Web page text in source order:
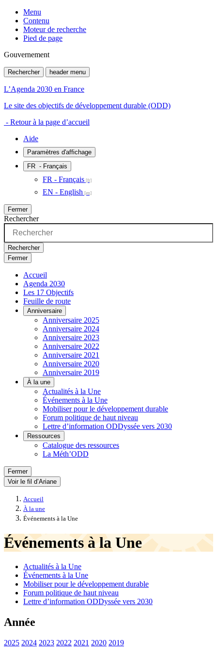
Menu
Contenu
Moteur de recherche
Pied de page
Gouvernement
Rechercher header menu
L’Agenda 2030 en France
Le site des objectifs de développement durable (ODD)
- Retour à la page d’accueil
Aide
Paramètres d'affichage
FR - Français
FR - Français
EN - English
Fermer
Rechercher
Rechercher
Fermer
Accueil
Agenda 2030
Les 17 Objectifs
Feuille de route
Anniversaire
Anniversaire 2025
Anniversaire 2024
Anniversaire 2023
Anniversaire 2022
Anniversaire 2021
Anniversaire 2020
Anniversaire 2019
À la une
Actualités à la Une
Événements à la Une
Mobiliser pour le développement durable
Forum politique de haut niveau
Lettre d’information ODDyssée vers 2030
Ressources
Catalogue des ressources
La Méth’ODD
Fermer
Voir le fil d’Ariane
Accueil
À la une
Événements à la Une
Événements à la Une
Actualités à la Une
Événements à la Une
Mobiliser pour le développement durable
Forum politique de haut niveau
Lettre d’information ODDyssée vers 2030
Année
2025 2024 2023 2022 2021 2020 2019